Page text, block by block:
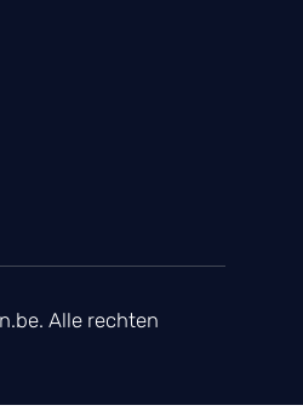
Alle rechten